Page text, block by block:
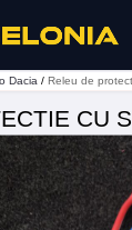
Dacia / Releu de
CU